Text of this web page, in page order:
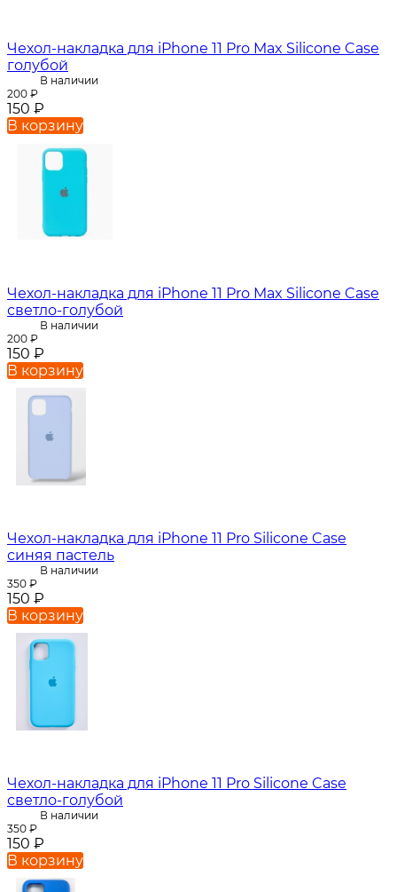
Чехол-накладка для iPhone 11 Pro Max Silicone Case
голубой
В наличии
200 ₽
150 ₽
В корзину
Чехол-накладка для iPhone 11 Pro Max Silicone Case
светло-голубой
В наличии
200 ₽
150 ₽
В корзину
Чехол-накладка для iPhone 11 Pro Silicone Case
синяя пастель
В наличии
350 ₽
150 ₽
В корзину
Чехол-накладка для iPhone 11 Pro Silicone Case
светло-голубой
В наличии
350 ₽
150 ₽
В корзину